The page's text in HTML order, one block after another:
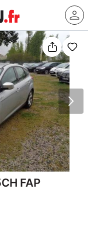
FAP